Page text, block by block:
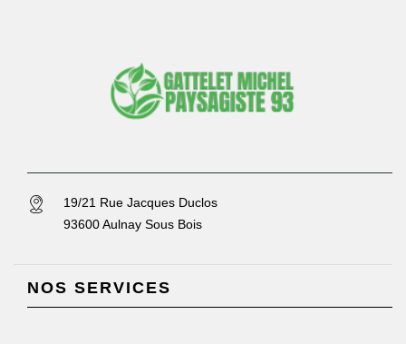
19/21 Rue Jacques Duclos
93600 Aulnay Sous Bois
NOS SERVICES